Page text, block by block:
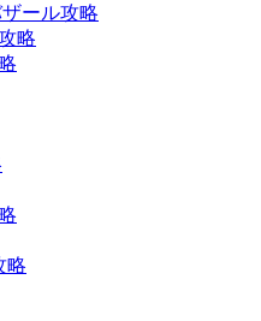
ール攻略
略
略